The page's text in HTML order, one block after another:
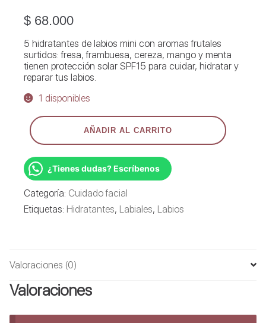
$ 68.000
5 hidratantes de labios mini con aromas frutales
surtidos: fresa, frambuesa, cereza, mango y menta
tienen protección solar SPF15 para cuidar, hidratar y
reparar tus labios.
1 disponibles
CARMEX
KIT
X5
HIDRATANTES
DE
LABIOS
FRUTALES
SPF
15
AÑADIR AL CARRITO
¿Tienes dudas? Escríbenos
Categoría: Cuidado facial
Etiquetas: Hidratantes, Labiales, Labios
Valoraciones (0)
Valoraciones